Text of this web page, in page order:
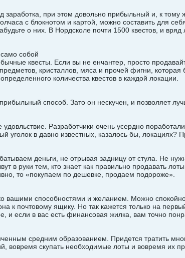
заработка, при этом довольно прибыльный и, к
с блокнотом и картой, можно составить для
о них. В Нордсколе почти 1500 квестов, и
собой
квесты. Если вы не енчантер, просто
кристаллов, мяса и прочей фигни, которая
количества квестов в каждой локации.
способ. Зато он нескучен, и позволяет
удовльствие. Разработчики очень усердно
уголок в давно известных, казалось бы, локациях?
деньги, не отрывая задницу от стула. Не
в руки тем, кто знает как правильно продавать
то «покупаем по дешевке, продаем подороже».
вашими способностями и желанием. Можно
к почтовому ящику. Но так кажется только на
и если в вас есть финансовая жилка, вам точно
средним образованием. Придется тратить
вовремя скупать необходимые лоты и вовремя их